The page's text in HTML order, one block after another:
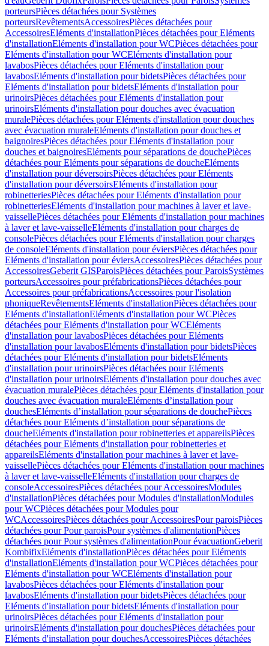
porteursPièces détachées pour Systèmes
porteursRevêtementsAccessoiresPièces détachées pour
AccessoiresEléments d'installationPièces détachées pour Eléments
d'installationEléments d'installation pour WCPièces détachées pour
Eléments d'installation pour WCEléments d'installation pour
lavabosPièces détachées pour Eléments d'installation pour
lavabosEléments d'installation pour bidetsPièces détachées pour
Eléments d'installation pour bidetsEléments d'installation pour
urinoirsPièces détachées pour Eléments d'installation pour
urinoirsEléments d'installation pour douches avec évacuation
muralePièces détachées pour Eléments d'installation pour douches
avec évacuation muraleEléments d'installation pour douches et
baignoiresPièces détachées pour Eléments d'installation pour
douches et baignoiresEléments pour séparations de douchePièces
détachées pour Eléments pour séparations de doucheEléments
d'installation pour déversoirsPièces détachées pour Eléments
d'installation pour déversoirsEléments d'installation pour
robinetteriesPièces détachées pour Eléments d'installation pour
robinetteriesEléments d'installation pour machines à laver et lave-
vaissellePièces détachées pour Eléments d'installation pour machines
à laver et lave-vaisselleEléments d'installation pour charges de
consolePièces détachées pour Eléments d'installation pour charges
de consoleEléments d'installation pour éviersPièces détachées pour
Eléments d'installation pour éviersAccessoiresPièces détachées pour
AccessoiresGeberit GISParoisPièces détachées pour ParoisSystèmes
porteursAccessoires pour préfabricationsPièces détachées pour
Accessoires pour préfabricationsAccessoires pour l'isolation
phoniqueRevêtementsEléments d'installationPièces détachées pour
Eléments d'installationEléments d'installation pour WCPièces
détachées pour Eléments d'installation pour WCEléments
d'installation pour lavabosPièces détachées pour Eléments
d'installation pour lavabosEléments d'installation pour bidetsPièces
détachées pour Eléments d'installation pour bidetsEléments
d'installation pour urinoirsPièces détachées pour Eléments
d'installation pour urinoirsEléments d'installation pour douches avec
évacuation muralePièces détachées pour Eléments d'installation pour
douches avec évacuation muraleEléments d’installation pour
douchesEléments d’installation pour séparations de douchePièces
détachées pour Eléments d’installation pour séparations de
doucheEléments d'installation pour robinetteries et appareilsPièces
détachées pour Eléments d'installation pour robinetteries et
appareilsEléments d'installation pour machines à laver et lave-
vaissellePièces détachées pour Eléments d'installation pour machines
à laver et lave-vaisselleEléments d'installation pour charges de
consoleAccessoiresPièces détachées pour AccessoiresModules
d'installationPièces détachées pour Modules d'installationModules
pour WCPièces détachées pour Modules pour
WCAccessoiresPièces détachées pour AccessoiresPour paroisPièces
détachées pour Pour paroisPour systèmes d'alimentationPièces
détachées pour Pour systèmes d'alimentationPour évacuationGeberit
KombifixEléments d'installationPièces détachées pour Eléments
d'installationEléments d'installation pour WCPièces détachées pour
Eléments d'installation pour WCEléments d'installation pour
lavabosPièces détachées pour Eléments d'installation pour
lavabosEléments d'installation pour bidetsPièces détachées pour
Eléments d'installation pour bidetsEléments d'installation pour
urinoirsPièces détachées pour Eléments d'installation pour
urinoirsEléments d'installation pour douchesPièces détachées pour
Eléments d'installation pour douchesAccessoiresPièces détachées